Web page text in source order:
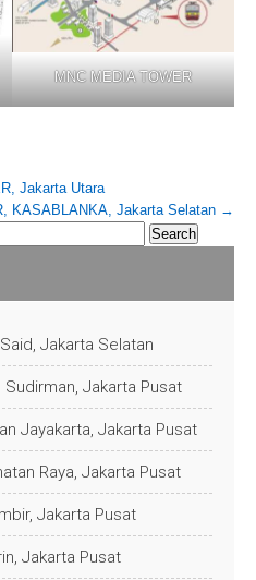
MNC MEDIA TOWER
Jakarta Utara
KASABLANKA, Jakarta Selatan →
Said, Jakarta Selatan
Sudirman, Jakarta Pusat
Jayakarta, Jakarta Pusat
Raya, Jakarta Pusat
Jakarta Pusat
Jakarta Pusat